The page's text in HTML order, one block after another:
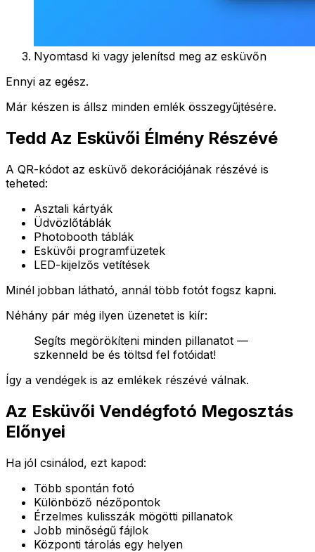
Nyomtasd ki vagy jelenítsd meg az esküvőn
Ennyi az egész.
Már készen is állsz minden emlék összegyűjtésére.
Tedd Az Esküvői Élmény Részévé
A QR-kódot az esküvő dekorációjának részévé is
teheted:
Asztali kártyák
Üdvözlőtáblák
Photobooth táblák
Esküvői programfüzetek
LED-kijelzős vetítések
Minél jobban látható, annál több fotót fogsz kapni.
Néhány pár még ilyen üzenetet is kiír:
Segíts megörökíteni minden pillanatot —
szkenneld be és töltsd fel fotóidat!
Így a vendégek is az emlékek részévé válnak.
Az Esküvői Vendégfotó Megosztás
Előnyei
Ha jól csinálod, ezt kapod:
Több spontán fotó
Különböző nézőpontok
Érzelmes kulisszák mögötti pillanatok
Jobb minőségű fájlok
Központi tárolás egy helyen